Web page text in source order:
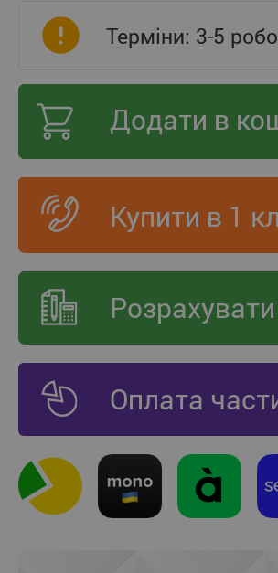
Терміни: 3-5
Додати в
Купити в 1
Оплата